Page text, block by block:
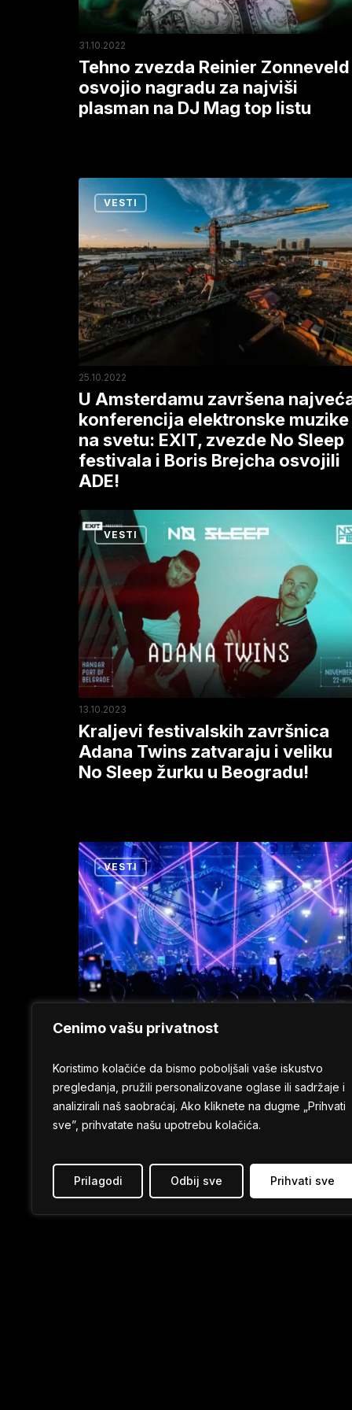
Cenimo vašu privatnost
Koristimo kolačiće da bismo poboljšali vaše iskustvo
pregledanja, pružili personalizovane oglase ili sadržaje i
analizirali naš saobraćaj. Ako kliknete na dugme „Prihvati
sve”, prihvatate našu upotrebu kolačića.
Prilagodi Odbij sve Prihvati sve
najviši
plasman
na
DJ
Mag
31.10.2022
Tehno zvezda Reinier Zonneveld
osvojio nagradu za najviši
plasman na DJ Mag top listu
U
Amsterdamu
završena
najveća
konferencija
elektronske
muzike
na
svetu:
EXIT,
zvezde
No
Sleep
festivala
Boris
Brejcha
osvojili
ADE!
VESTI
25.10.2022
U Amsterdamu završena
konferencija elektronske muzike
na svetu: EXIT, zvezde No Sleep
festivala i Boris Brejcha osvojili
ADE!
Kraljevi
festivalskih
završnica
Adana
Twins
zatvaraju
i
veliku
No
Sleep
žurku
u
VESTI
13.10.2023
Kraljevi festivalskih završnica
Adana Twins zatvaraju i veliku
No Sleep žurku u Beogradu!
Exitov
No
Sleep
festival
izglasan
za
najbolju
2022!
VESTI
Exitov No Sleep festival izglasan
za najbolju žurku 2022!